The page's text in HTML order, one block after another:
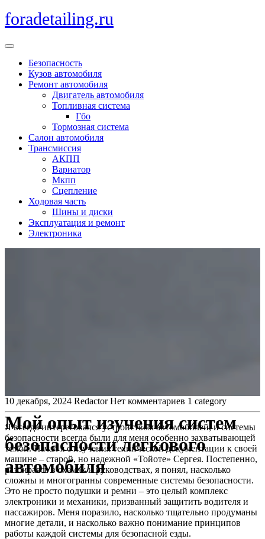
Перейти
к
foradetailing.ru
Кнопка
ОткрытьБезопасность
Кузов автомобиля
Ремонт автомобиля
Двигатель автомобиля
Топливная система
Гбо
Тормозная система
Салон автомобиля
Трансмиссия
АКПП
Вариатор
Мкпп
Сцепление
Ходовая часть
Шины и диски
Эксплуатация и ремонт
Электроника
Мой опыт изучения систем
безопасности легкового
автомобиля
10 декабря, 2024 Redactor Нет комментариев 1 category
Я всегда интересовался устройством автомобилей, и системы
безопасности всегда были для меня особенно захватывающей
темой. Начал я с изучения технической документации к своей
машине – старой, но надежной «Тойоте» Сергея. Постепенно,
разбираясь в схемах и руководствах, я понял, насколько
сложны и многогранны современные системы безопасности.
Это не просто подушки и ремни – это целый комплекс
электроники и механики, призванный защитить водителя и
пассажиров. Меня поразило, насколько тщательно продуманы
многие детали, и насколько важно понимание принципов
работы каждой системы для безопасной езды.